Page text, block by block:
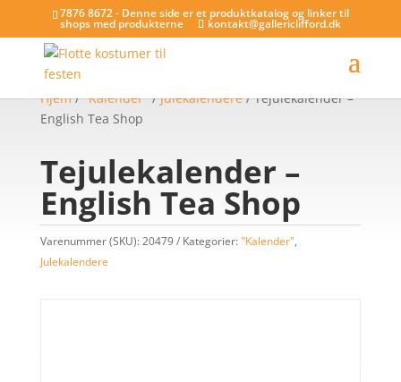
7876 8672 - Denne side er et produktkatalog og linker til
shops med produkterne kontakt@gallericlifford.dk
Hjem/"Kalender"/Julekalendere/ Tejulekalender –
English Tea Shop
Tejulekalender –
English Tea Shop
Varenummer (SKU):20479 Kategorier:"Kalender",
Julekalendere